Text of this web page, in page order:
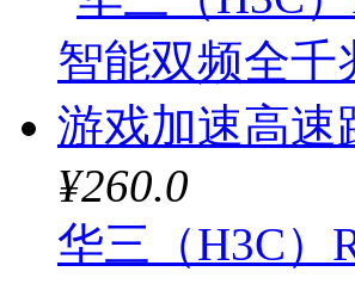
华硕
铭瑄
罗技
酷冷至尊
¥260.0
华三（H3C）